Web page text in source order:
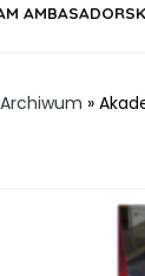
Archiwum »